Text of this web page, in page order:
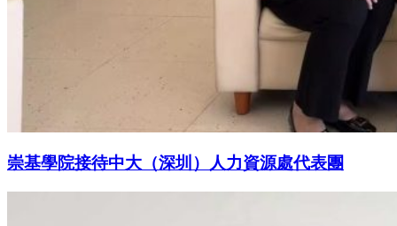
崇基學院接待中大（深圳）人力資源處代表團